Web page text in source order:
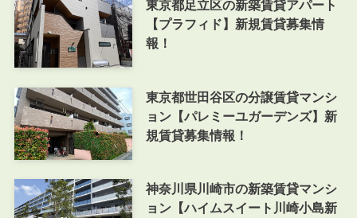
東京都足立区の新築賃貸アパート
【プラフィド】新規賃貸募集情
報！
東京都世田谷区の分譲賃貸マンシ
ョン【パレミーユガーデンズ】新
規賃貸募集情報！
神奈川県川崎市の新築賃貸マンシ
ョン【ハイムスイート川崎小島新